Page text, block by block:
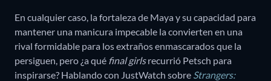
En cualquier caso, la fortaleza de Maya y su capacidad para
mantener una manicura impecable la convierten en una
rival formidable para los extraños enmascarados que la
persiguen, pero ¿a qué final girlsrecurrió Petsch para
inspirarse? Hablando con JustWatch sobre Strangers: